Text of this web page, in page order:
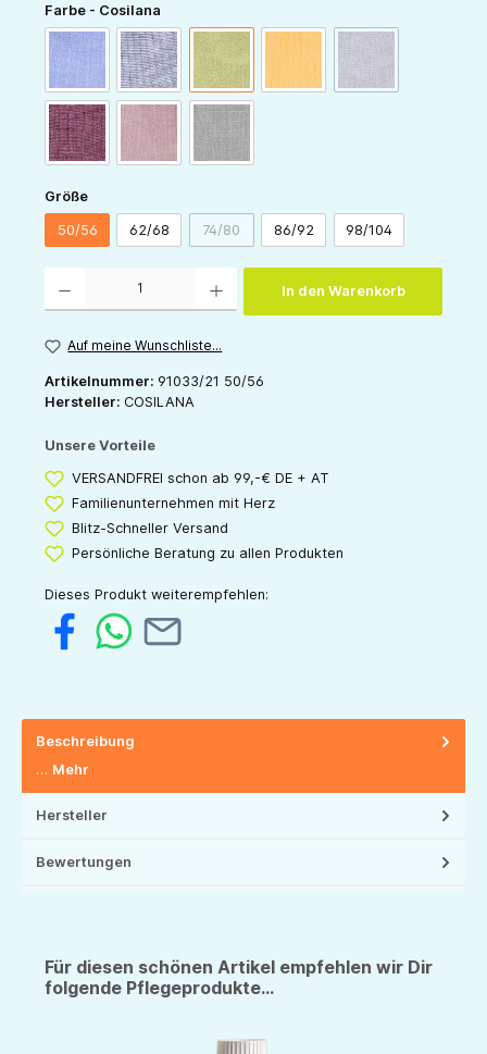
Farbe - Cosilana
blau-meliertmarine-meliertgrün-meliert gelb-meliertpflaume-meliert
(Diese Option ist
weinrot-meliertrosa-meliertgrau-meliert
Größeauswählen
50/56 62/68 74/80(Diese Option ist zurzeit nicht verfügbar.)
86/92 98/104
In den Warenkorb
Auf meine Wunschliste...
Artikelnummer: 91033/21 50/56
Hersteller: COSILANA
Unsere Vorteile
VERSANDFREI schon ab 99,-€ DE + AT
Familienunternehmen mit Herz
Blitz-Schneller Versand
Persönliche Beratung zu allen Produkten
Dieses Produkt weiterempfehlen:
Beschreibung
… Mehr
Hersteller
Bewertungen
Für diesen schönen Artikel empfehlen wir Dir
folgende Pflegeprodukte...